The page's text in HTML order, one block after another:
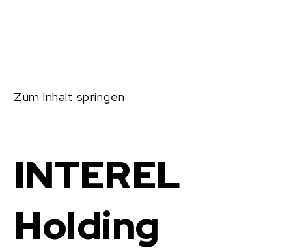
Zum Inhalt springen
INTEREL
Holding